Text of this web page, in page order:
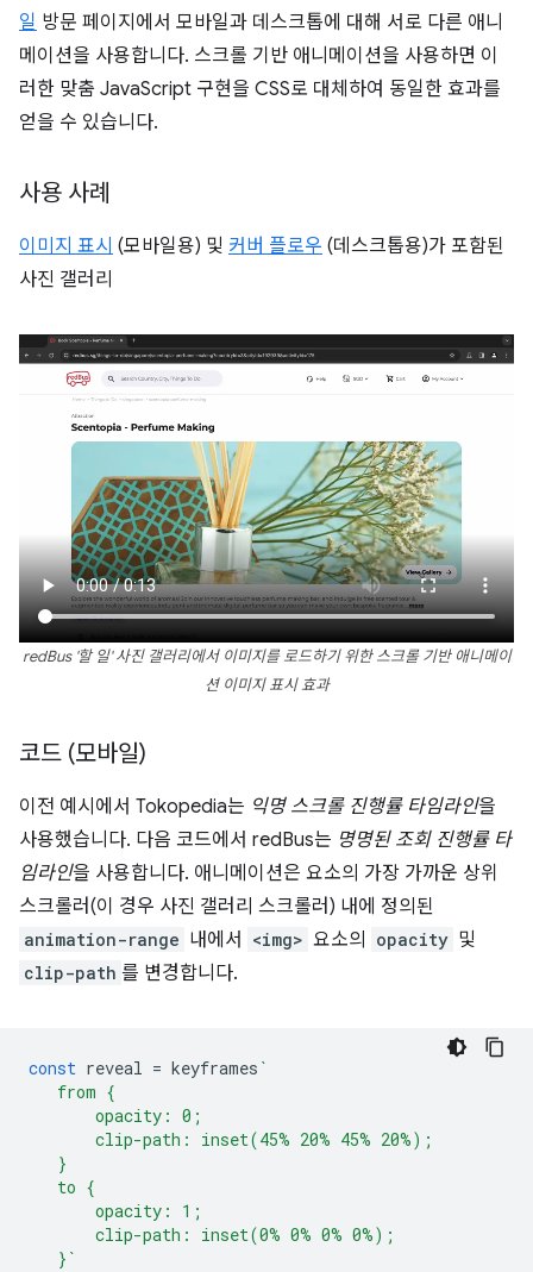
일 방문 페이지에서 모바일과 데스크톱에 대해 서로 다른 애니
메이션을 사용합니다. 스크롤 기반 애니메이션을 사용하면 이
러한 맞춤 JavaScript 구현을 CSS로 대체하여 동일한 효과를
얻을 수 있습니다.
사용 사례
이미지 표시 (모바일용) 및 커버 플로우 (데스크톱용)가 포함된
사진 갤러리
redBus '할 일' 사진 갤러리에서 이미지를 로드하기 위한 스크롤 기반 애니메이
션 이미지 표시 효과
코드 (모바일)
이전 예시에서 Tokopedia는 익명 스크롤 진행률 타임라인을
사용했습니다. 다음 코드에서 redBus는 명명된 조회 진행률 타
임라인을 사용합니다. 애니메이션은 요소의 가장 가까운 상위
스크롤러(이 경우 사진 갤러리 스크롤러) 내에 정의된
animation-range 내에서 <img> 요소의 opacity 및
clip-path 를 변경합니다.
const reveal = keyframes `
   from {
       opacity: 0;
       clip-path: inset(45% 20% 45% 20%);
   }
   to {
       opacity: 1;
       clip-path: inset(0% 0% 0% 0%);
   }`